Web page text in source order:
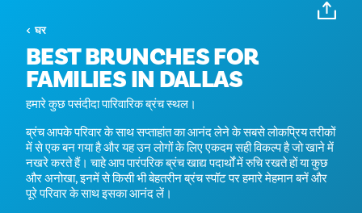
घर
BEST BRUNCHES FOR
FAMILIES IN DALLAS
हमारे कुछ पसंदीदा पारिवारिक ब्रंच स्थल।
ब्रंच आपके परिवार के साथ सप्ताहांत का आनंद लेने के सबसे लोकप्रिय तरीकों
में से एक बन गया है और यह उन लोगों के लिए एकदम सही विकल्प है जो खाने में
नखरे करते हैं। चाहे आप पारंपरिक ब्रंच खाद्य पदार्थों में रुचि रखते हों या कुछ
और अनोखा, इनमें से किसी भी बेहतरीन ब्रंच स्पॉट पर हमारे मेहमान बनें और
पूरे परिवार के साथ इसका आनंद लें।